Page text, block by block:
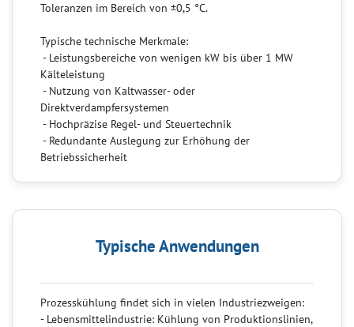
Toleranzen im Bereich von ±0,5 °C.
Typische technische Merkmale:
- Leistungsbereiche von wenigen kW bis über 1 MW
Kälteleistung
- Nutzung von Kaltwasser- oder
Direktverdampfersystemen
- Hochpräzise Regel- und Steuertechnik
- Redundante Auslegung zur Erhöhung der
Betriebssicherheit
Typische Anwendungen
Prozesskühlung findet sich in vielen Industriezweigen:
- Lebensmittelindustrie: Kühlung von Produktionslinien,